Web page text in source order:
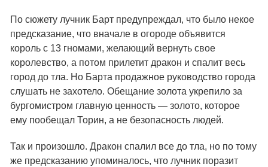
По сюжету лучник Барт предупреждал, что было некое
предсказание, что вначале в огороде объявится
король с 13 гномами, желающий вернуть свое
королевство, а потом прилетит дракон и спалит весь
город до тла. Но Барта продажное руководство города
слушать не захотело. Обещание золота укрепило за
бургомистром главную ценность — золото, которое
ему пообещал Торин, а не безопасность людей.
Так и произошло. Дракон спалил все до тла, но по тому
же предсказанию упоминалось, что лучник поразит